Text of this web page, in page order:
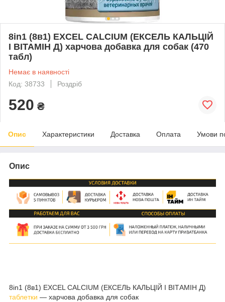
8in1 (8в1) EXCEL CALCIUM (ЕКСЕЛЬ КАЛЬЦІЙ
І ВІТАМІН Д) харчова добавка для собак (470
табл)
Немає в наявності
Код: 38733
Роздріб
520 ₴
Опис Характеристики Доставка Оплата Умови
Опис
8in1 (8в1) EXCEL CALCIUM (ЕКСЕЛЬ КАЛЬЦІЙ І ВІТАМІН Д)
таблетки — харчова добавка для собак